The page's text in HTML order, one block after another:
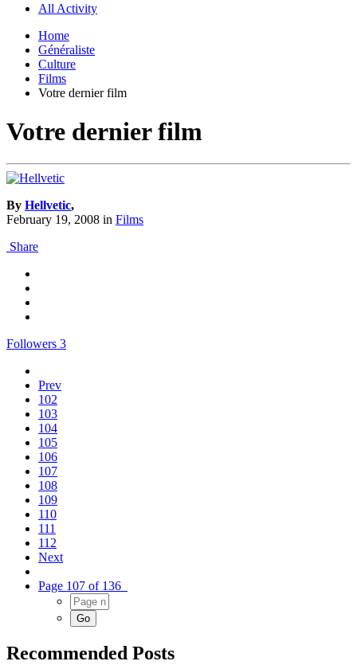
All Activity
Home
Généraliste
Culture
Films
Votre dernier film
Votre dernier film
By Hellvetic,
February 19, 2008 in Films
Share
Followers 3
Prev
102
103
104
105
106
107
108
109
110
111
112
Next
Page 107 of 136
Recommended Posts